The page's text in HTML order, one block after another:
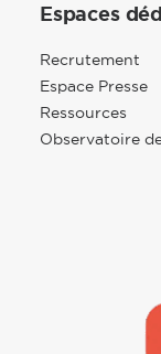
Espaces
Recrutement
Espace Presse
Ressources
Observatoire